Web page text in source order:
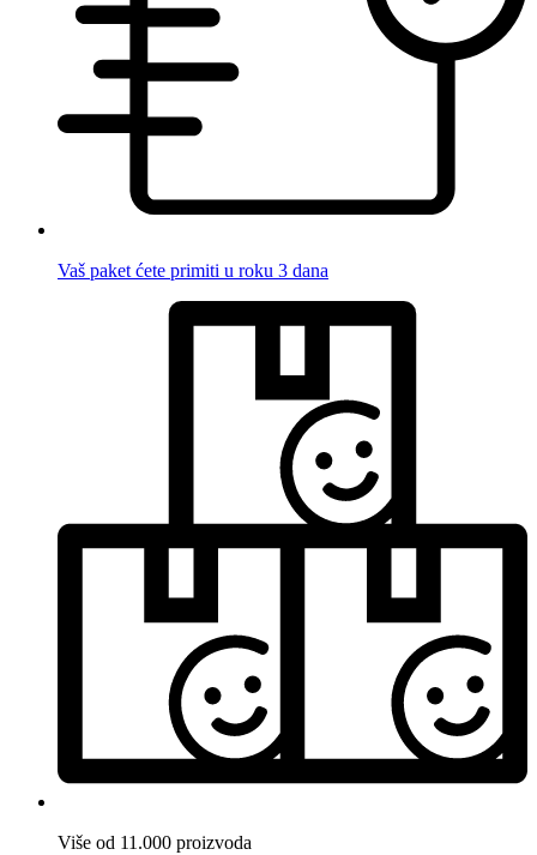
Vaš paket ćete primiti u roku 3 dana
Više od 11.000 proizvoda